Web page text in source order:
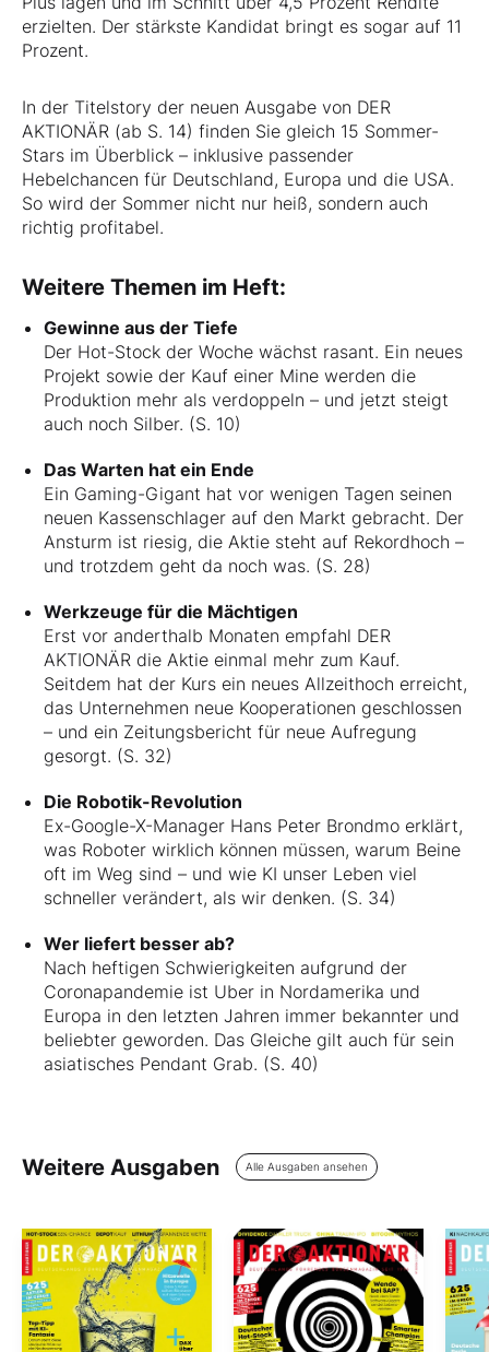
erzielten. Der stärkste Kandidat bringt es sogar auf 11
Prozent.
In der Titelstory der neuen Ausgabe von DER
AKTIONÄR (ab S. 14) finden Sie gleich 15 Sommer-
Stars im Überblick – inklusive passender
Hebelchancen für Deutschland, Europa und die USA.
So wird der Sommer nicht nur heiß, sondern auch
richtig profitabel.
Weitere Themen im Heft:
Gewinne aus der Tiefe
Der Hot-Stock der Woche wächst rasant. Ein neues
Projekt sowie der Kauf einer Mine werden die
Produktion mehr als verdoppeln – und jetzt steigt
auch noch Silber. (S. 10)
Das Warten hat ein Ende
Ein Gaming-Gigant hat vor wenigen Tagen seinen
neuen Kassenschlager auf den Markt gebracht. Der
Ansturm ist riesig, die Aktie steht auf Rekordhoch –
und trotzdem geht da noch was. (S. 28)
Werkzeuge für die Mächtigen
Erst vor anderthalb Monaten empfahl DER
AKTIONÄR die Aktie einmal mehr zum Kauf.
Seitdem hat der Kurs ein neues Allzeithoch erreicht,
das Unternehmen neue Kooperationen geschlossen
– und ein Zeitungsbericht für neue Aufregung
gesorgt. (S. 32)
Die Robotik-Revolution
Ex-Google-X-Manager Hans Peter Brondmo erklärt,
was Roboter wirklich können müssen, warum Beine
oft im Weg sind – und wie KI unser Leben viel
schneller verändert, als wir denken. (S. 34)
Wer liefert besser ab?
Nach heftigen Schwierigkeiten aufgrund der
Coronapandemie ist Uber in Nordamerika und
Europa in den letzten Jahren immer bekannter und
beliebter geworden. Das Gleiche gilt auch für sein
asiatisches Pendant Grab. (S. 40)
Weitere Ausgaben Alle Ausgaben ansehen